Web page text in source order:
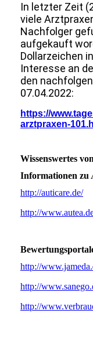
In letzter Zeit
viele
Nachfolger
aufgekauft
Dollarzeichen
Interesse an
den
07.04.2022:
https://
arztpraxen-
Wissenswertes
Informationen zu
http://auticare.de/
http://
http://
http://
http://